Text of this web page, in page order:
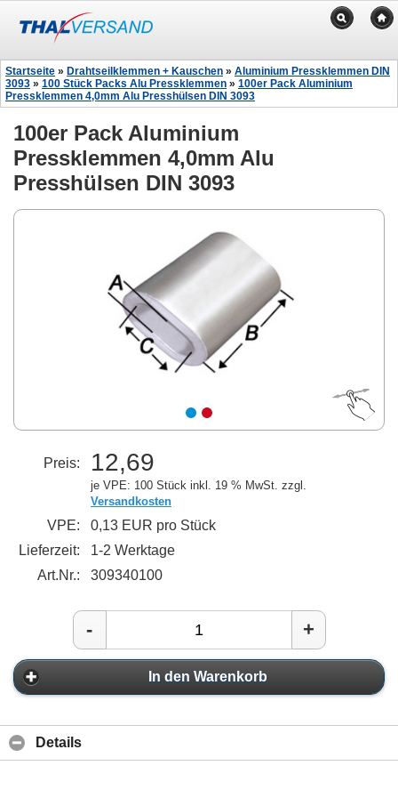
Startseite » Drahtseilklemmen + Kauschen » Aluminium Pressklemmen DIN
3093 » 100 Stück Packs Alu Pressklemmen » 100er Pack Aluminium
Pressklemmen 4,0mm Alu Presshülsen DIN 3093
100er Pack Aluminium
Pressklemmen 4,0mm Alu
Presshülsen DIN 3093
Preis: 12,69
je VPE: 100 Stück inkl. 19 % MwSt. zzgl.
Versandkosten
VPE:
0,13 EUR pro Stück
Lieferzeit:
1-2 Werktage
Art.Nr.:
309340100
- +
In den Warenkorb
Details